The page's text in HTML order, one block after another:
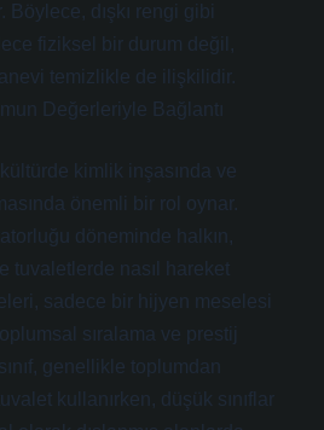
Böylece, dışkı rengi gibi
fiziksel bir durum değil,
temizlikle de ilişkilidir.
Değerleriyle Bağlantı
kimlik inşasında ve
önemli bir rol oynar.
döneminde halkın,
tuvaletlerde nasıl hareket
sadece bir hijyen meselesi
sıralama ve prestij
genellikle toplumdan
kullanırken, düşük sınıflar